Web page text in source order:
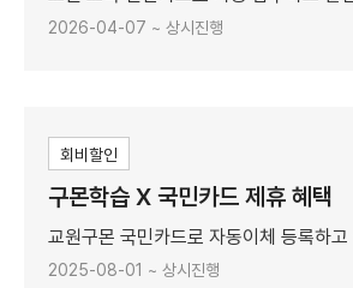
2026-04-07 ~ 상시진행
회비할인
구몬학습 X 국민카드 제휴 혜택
교원구몬 국민카드로 자동이체 등록하고
2025-08-01 ~ 상시진행